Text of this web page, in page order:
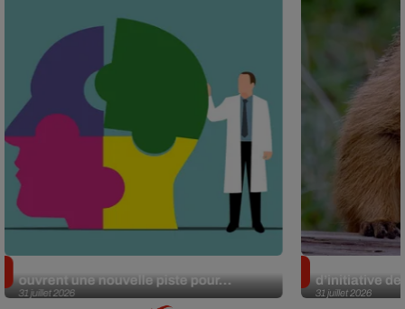
31 juillet 2026
ouvrent une nouvelle piste pour...
31 juillet 2026
d’initiative